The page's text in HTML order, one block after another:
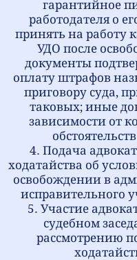
гарантийное
работодателя о
принять на работу
УДО после
документы
оплату штрафов
приговору суда,
таковых; иные
зависимости от
4. Подача
ходатайства об
освобождении в
исправительного
5. Участие
судебном
рассмотрению